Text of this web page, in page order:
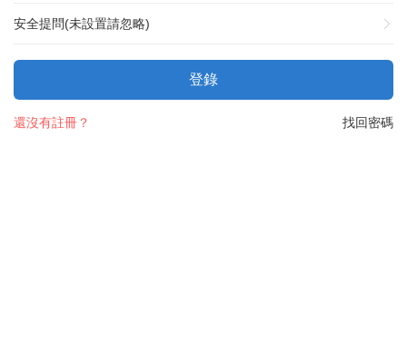
安全提問(未設置請忽略)
登錄
找回密碼
還沒有註冊？